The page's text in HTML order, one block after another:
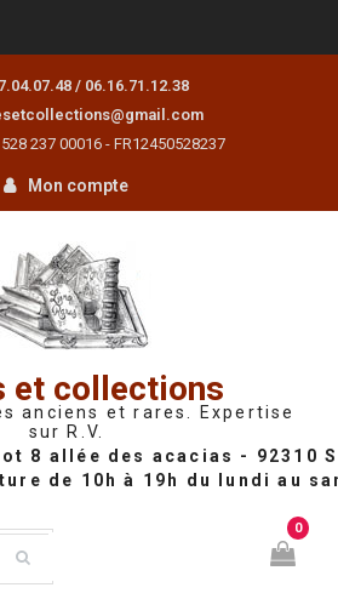
/ 06.16.71.12.38
237 00016 - FR12450528237
Mon compte
et collections
anciens et rares. Expertise
sur R.V.
0